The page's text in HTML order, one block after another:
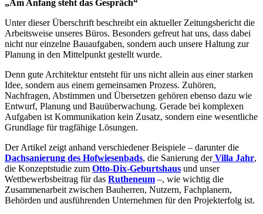
„Am Anfang steht das Gespräch“
Unter dieser Überschrift beschreibt ein aktueller Zeitungsbericht die
Arbeitsweise unseres Büros. Besonders gefreut hat uns, dass dabei
nicht nur einzelne Bauaufgaben, sondern auch unsere Haltung zur
Planung in den Mittelpunkt gestellt wurde.
Denn gute Architektur entsteht für uns nicht allein aus einer starken
Idee, sondern aus einem gemeinsamen Prozess. Zuhören,
Nachfragen, Abstimmen und Übersetzen gehören ebenso dazu wie
Entwurf, Planung und Bauüberwachung. Gerade bei komplexen
Aufgaben ist Kommunikation kein Zusatz, sondern eine wesentliche
Grundlage für tragfähige Lösungen.
Der Artikel zeigt anhand verschiedener Beispiele – darunter die
Dachsanierung des Hofwiesenbads, die Sanierung derVilla Jahr,
die Konzeptstudie zum Otto-Dix-Geburtshaus und unser
Wettbewerbsbeitrag für das Rutheneum –, wie wichtig die
Zusammenarbeit zwischen Bauherren, Nutzern, Fachplanern,
Behörden und ausführenden Unternehmen für den Projekterfolg ist.